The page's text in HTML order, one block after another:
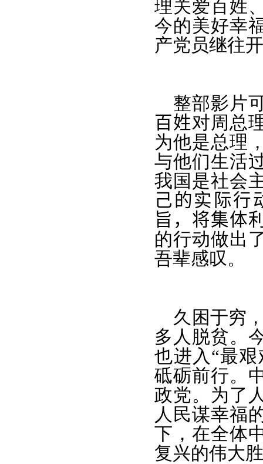
理关爱百姓
今的美好幸
产党员继往
整部影片
百姓对周总
为他是总理
与他们生活
我国是社会
己的实际行
旨，将集体
的行动做出
吾辈感叹。
久困于穷
多人脱贫。
也进入“最
砥砺前行。
政党。为了
人民谋幸福
下，在全体
复兴的伟大